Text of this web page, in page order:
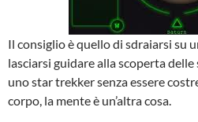
Il consiglio è quello di sdraiarsi su
lasciarsi guidare alla scoperta
uno star trekker senza essere
corpo, la mente è un’altra cosa.